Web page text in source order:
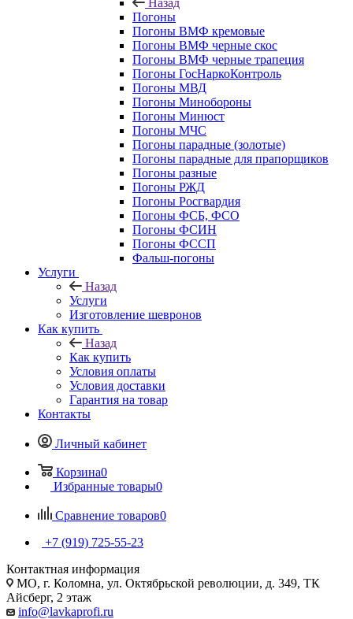
Назад
Погоны
Погоны ВМФ кремовые
Погоны ВМФ черные скос
Погоны ВМФ черные трапеция
Погоны ГосНаркоКонтроль
Погоны МВД
Погоны Минобороны
Погоны Минюст
Погоны МЧС
Погоны парадные (золотые)
Погоны парадные для прапорщиков
Погоны разные
Погоны РЖД
Погоны Росгвардия
Погоны ФСБ, ФСО
Погоны ФСИН
Погоны ФССП
Фальш-погоны
Услуги
Назад
Услуги
Изготовление шевронов
Как купить
Назад
Как купить
Условия оплаты
Условия доставки
Гарантия на товар
Контакты
Личный кабинет
Корзина0
Избранные товары0
Сравнение товаров0
+7 (919) 725-55-23
Контактная информация
МО, г. Коломна, ул. Октябрьской революции, д. 349, ТК
Айсберг, 2 этаж
info@lavkaprofi.ru